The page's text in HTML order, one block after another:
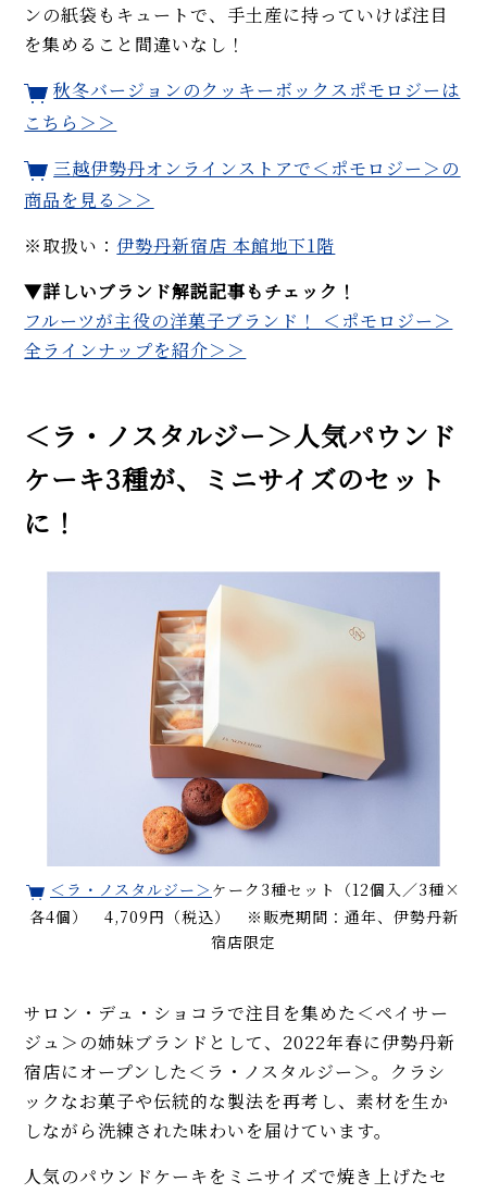
ンの紙袋もキュートで、手土産に持っていけば注目
を集めること間違いなし！
秋冬バージョンのクッキーボックスポモロジーは
こちら＞＞
三越伊勢丹オンラインストアで＜ポモロジー＞の
商品を見る＞＞
※取扱い： 伊勢丹新宿店 本館地下1階
▼詳しいブランド解説記事もチェック！
フルーツが主役の洋菓子ブランド！ ＜ポモロジー＞
全ラインナップを紹介＞＞
＜ラ・ノスタルジー＞人気パウンド
ケーキ3種が、ミニサイズのセット
に！
＜ラ・ノスタルジー＞ ケーク3種セット（12個入／3種×
各4個） 4,709円（税込） ※販売期間：通年、伊勢丹新
宿店限定
サロン・デュ・ショコラで注目を集めた＜ペイサー
ジュ＞の姉妹ブランドとして、2022年春に伊勢丹新
宿店にオープンした＜ラ・ノスタルジー＞。クラシ
ックなお菓子や伝統的な製法を再考し、素材を生か
しながら洗練された味わいを届けています。
人気のパウンドケーキをミニサイズで焼き上げたセ